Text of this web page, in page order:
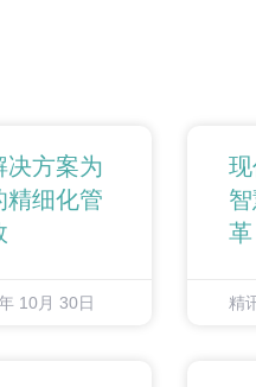
决方案为
精细化管
10月 30日
革
精